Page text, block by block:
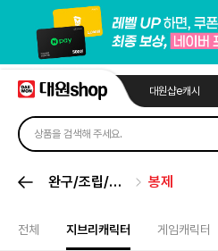
대원샵e캐시
완구/조립/봉
봉제
전체 지브리캐릭터 게임캐릭터